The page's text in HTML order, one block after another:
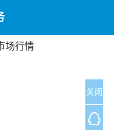
场行情
关闭